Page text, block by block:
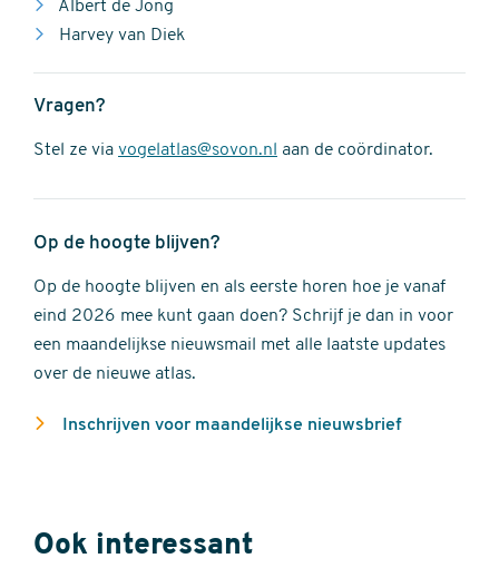
Albert de Jong
Harvey van Diek
Vragen?
Stel ze via vogelatlas@sovon.nl aan de coördinator.
Op de hoogte blijven?
Op de hoogte blijven en als eerste horen hoe je vanaf
eind 2026 mee kunt gaan doen? Schrijf je dan in voor
een maandelijkse nieuwsmail met alle laatste updates
over de nieuwe atlas.
Inschrijven voor maandelijkse nieuwsbrief
Ook interessant